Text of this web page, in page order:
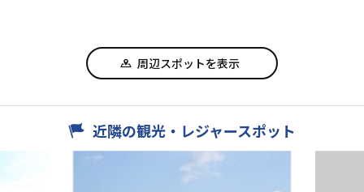
周辺スポットを表示
近隣の観光・レジャースポット